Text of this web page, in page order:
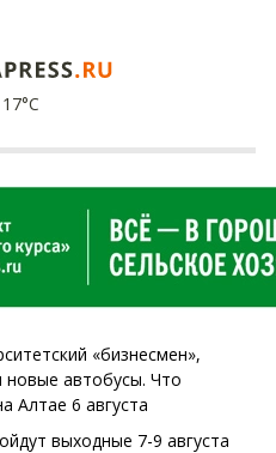
17°C
«бизнесмен»,
новые автобусы. Что
Алтае 6 августа
выходные 7-9 августа